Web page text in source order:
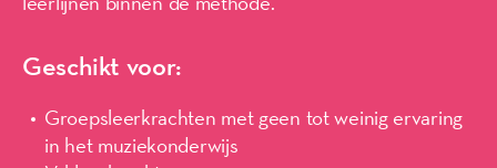
Geschikt voor:
Groepsleerkrachten met geen tot weinig ervaring
in het muziekonderwijs